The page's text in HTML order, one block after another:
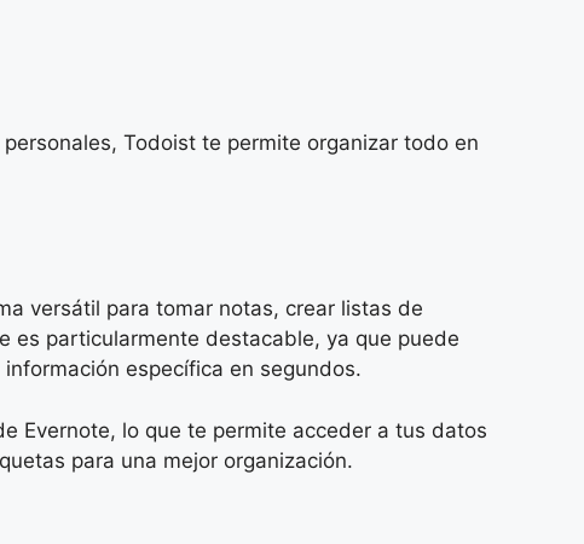
Todoist te permite organizar todo en
versátil para tomar notas, crear listas de
es particularmente destacable, ya que puede
específica en segundos.
Evernote, lo que te permite acceder a tus datos
para una mejor organización.